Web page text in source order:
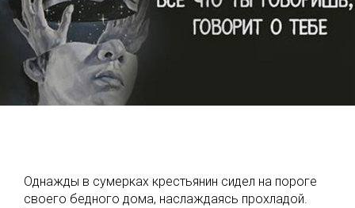
Однажды в сумерках крестьянин сидел на пороге
своего бедного дома, наслаждаясь прохладой.